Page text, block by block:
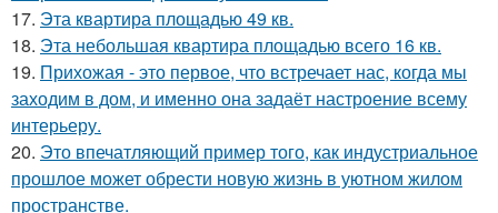
17. Эта квартира площадью 49 кв.
18. Эта небольшая квартира площадью всего 16 кв.
19. Прихожая - это первое, что встречает нас, когда мы
заходим в дом, и именно она задаёт настроение всему
интерьеру.
20. Это впечатляющий пример того, как индустриальное
прошлое может обрести новую жизнь в уютном жилом
пространстве.